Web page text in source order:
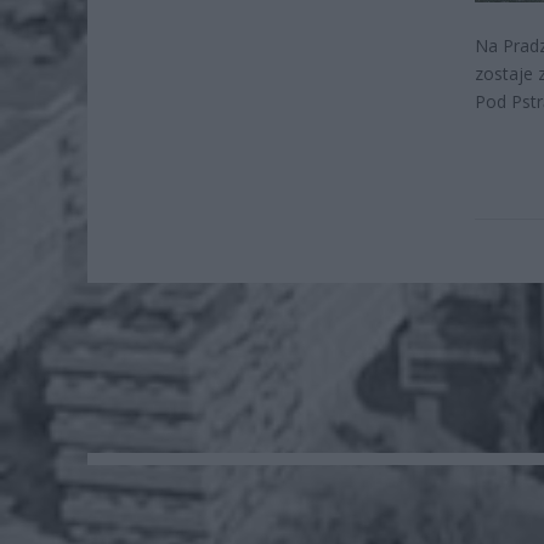
Na
zostaje
Pod